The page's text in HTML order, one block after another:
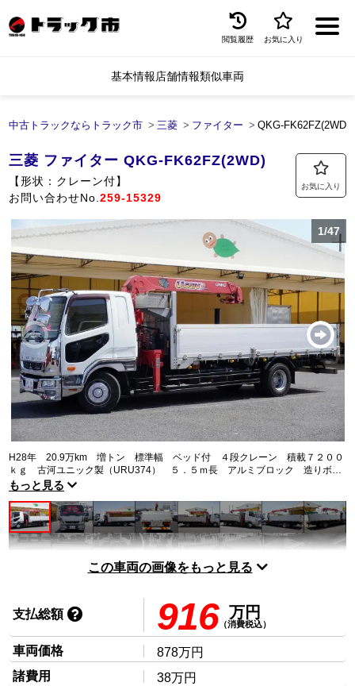
トラック買取
トラック市とは
加盟店一覧
お問い合わせ
閲覧履歴
保存した検索条件
トラック市FC会員専用ページはこちら
ログイン
閲覧履歴 お気に入り
基本情報店舗情報類似車両
中古トラックならトラック市 三菱 ファイター QKG-
お気に入り
三菱 ファイター QKG-FK62FZ(2WD)
【形状：クレーン付】
お問い合わせNo.259-15329
1/47
H28年 20.9万km 増トン 標準幅 ベッド付 ４段クレーン 積載７２００
ｋｇ 古河ユニック製（URU374） ５．５ｍ長 アルミブロック 造りボデ
ィー ラジコン フックイン ２．９３ｔ吊 差し違いアウトリガー 鳥居シ
ナビ ＥＴＣ メッキパーツ ６速ＭＴ 上物同年式 ウインチワイヤー交換
済 リアアオリ高さ：６１０ｍｍ
もっと見る
この車両の画像をもっと見る
支払総額 916 万円
（消費税込）
車両価格
878万円
諸費用
38万円